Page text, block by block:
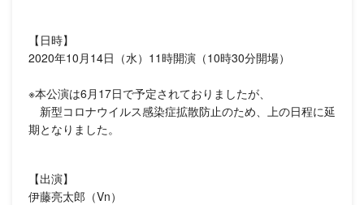
【日時】
2020年10月14日（水）11時開演（10時30分開場）
※本公演は6月17日で予定されておりましたが、
新型コロナウイルス感染症拡散防止のため、上の日程に延
期となりました。
【出演】
伊藤亮太郎（Vn）